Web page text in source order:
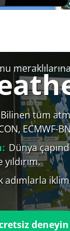
Bilinen tüm
ECMWF-
Dünya
adımlarla
deneyin